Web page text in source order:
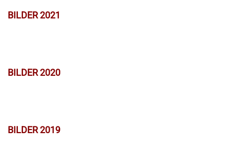
BILDER 2021
BILDER 2020
BILDER 2019